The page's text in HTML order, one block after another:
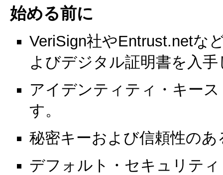
始める前に
VeriSign社やEntrust.netな
よびデジタル証明書を入
アイデンティティ・キー
す。
秘密キーおよび信頼性の
デフォルト・セキュリテ